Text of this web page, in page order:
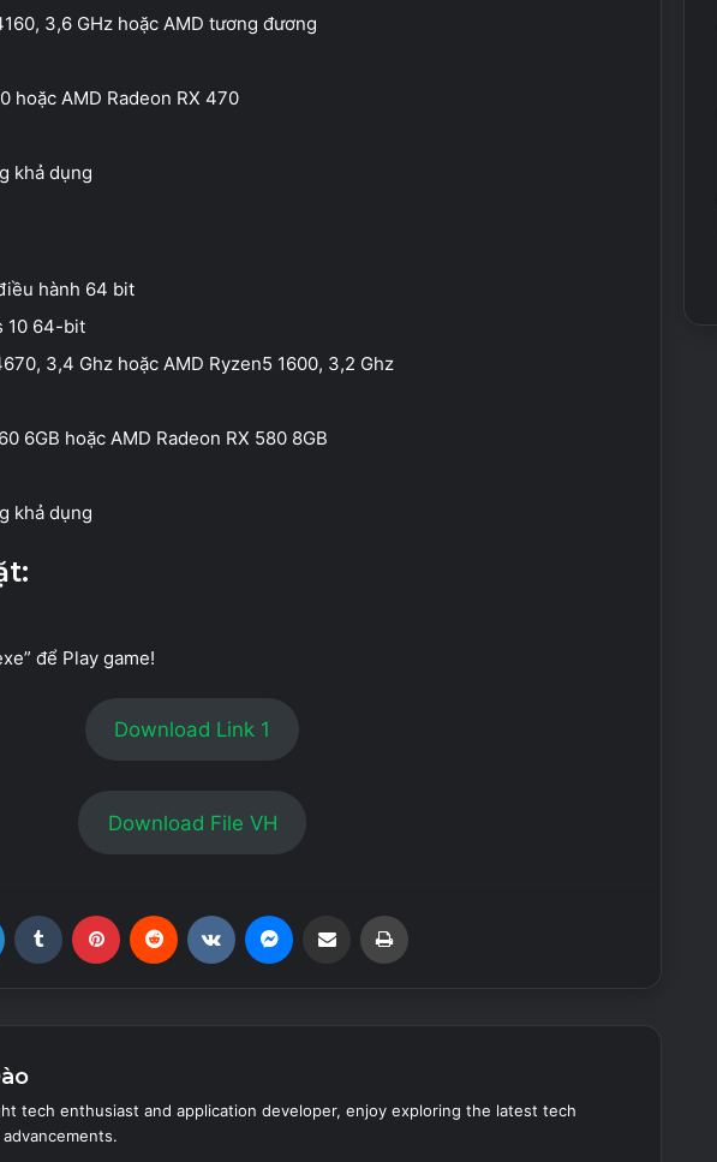
3,6 GHz hoặc AMD tương đương
hoặc AMD Radeon RX 470
khả dụng
hành 64 bit
10 64-bit
3,4 Ghz hoặc AMD Ryzen5 1600, 3,2 Ghz
6GB hoặc AMD Radeon RX 580 8GB
khả dụng
để Play game!
Download Link 1
Download File VH
LinkedIn Tumblr Pinterest Reddit VKontakteMessenger
Share via Email
tech enthusiast and application developer, enjoy exploring the latest tech